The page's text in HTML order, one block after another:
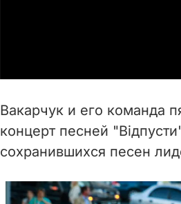
Вакарчук и его команда
концерт песней
сохранившихся песен